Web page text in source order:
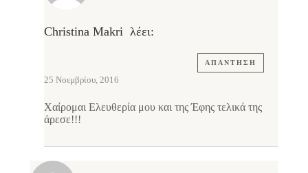
Christina Makri λέει:
ΑΠΆΝΤΗΣΗ
25 Νοεμβρίου, 2016
Χαίρομαι Ελευθερία μου και της Έφης τελικά της
άρεσε!!!